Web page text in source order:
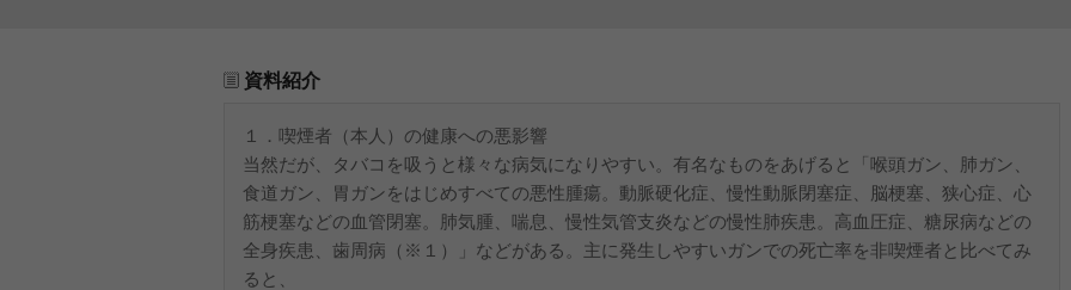
資料紹介
１．喫煙者（本人）の健康への悪影響
当然だが、タバコを吸うと様々な病気になりやすい。有名なものをあげると「喉頭ガン、肺ガン、
食道ガン、胃ガンをはじめすべての悪性腫瘍。動脈硬化症、慢性動脈閉塞症、脳梗塞、狭心症、心
筋梗塞などの血管閉塞。肺気腫、喘息、慢性気管支炎などの慢性肺疾患。高血圧症、糖尿病などの
全身疾患、歯周病（※１）」などがある。主に発生しやすいガンでの死亡率を非喫煙者と比べてみ
ると、